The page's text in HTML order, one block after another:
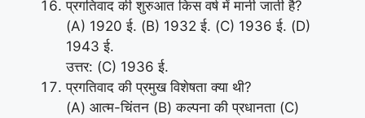
प्रगतिवाद की शुरुआत किस वर्ष में मानी जाती है?
(A) 1920 ई. (B) 1932 ई. (C) 1936 ई. (D)
1943 ई.
उत्तर: (C) 1936 ई.
प्रगतिवाद की प्रमुख विशेषता क्या थी?
(A) आत्म-चिंतन (B) कल्पना की प्रधानता (C)